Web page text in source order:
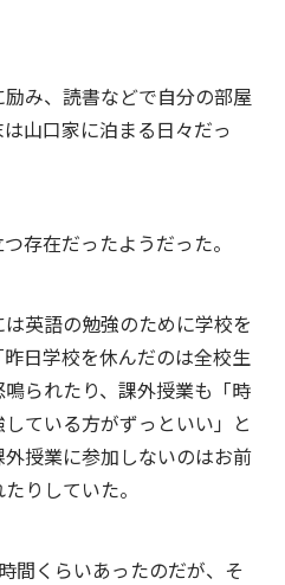
み、読書などで自分の部屋
山口家に泊まる日々だっ
存在だったようだった。
英語の勉強のために学校を
日学校を休んだのは全校生
られたり、課外授業も「時
ている方がずっといい」と
授業に参加しないのはお前
りしていた。
間くらいあったのだが、そ